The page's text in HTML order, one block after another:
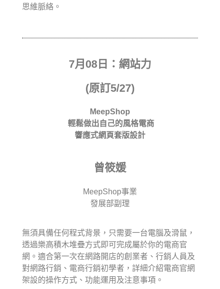
思維脈絡。
7月08日：網站力
(原訂5/27)
MeepShop
輕鬆做出自己的風格電商
響應式網頁套版設計
曾筱媛
MeepShop事業
發展部副理
無須具備任何程式背景，只需要一台電腦及滑鼠，
透過樂高積木堆疊方式即可完成屬於你的電商官
網。適合第一次在網路開店的創業者、行銷人員及
對網路行銷、電商行銷初學者，詳細介紹電商官網
架設的操作方式、功能運用及注意事項。